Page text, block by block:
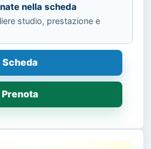
nella scheda
studio, prestazione e
Scheda
Prenota